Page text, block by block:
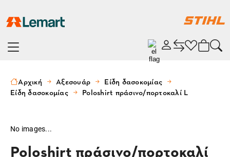
Αρχική Αξεσουάρ
Είδη δασοκομίας
Είδη δασοκομίας
Poloshirt πράσινο/πορτοκαλί L
No images...
Poloshirt πράσινο/πορτοκαλί